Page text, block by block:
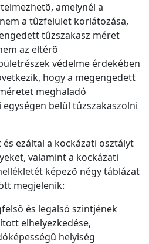
amelynél a
a tûzfelület korlátozása,
tûzszakasz méret
az eltérõ
védelme érdekében
hogy a megengedett
meghaladó
belül tûzszakaszolni
ezáltal a kockázati osztályt
valamint a kockázati
képezõ négy táblázat
megjelenik:
és legalsó szintjének
elhelyezkedése,
helyiség